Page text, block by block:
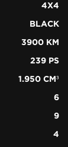
4X4
BLACK
3900 KM
239 PS
1.950 CM³
6
9
4